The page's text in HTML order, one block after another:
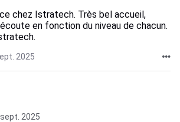
chez Istratech. Très bel accueil,
en fonction du niveau de chacun.
2025
2025